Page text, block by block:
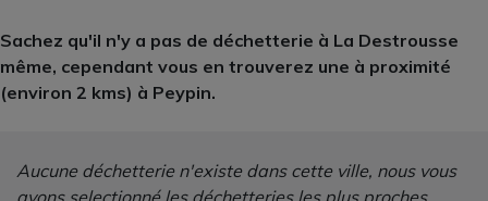
Sachez qu'il n'y a pas de déchetterie à La Destrousse
même, cependant vous en trouverez une à proximité
(environ 2 kms) à Peypin.
Aucune déchetterie n'existe dans cette ville, nous vous
avons selectionné les déchetteries les plus proches.